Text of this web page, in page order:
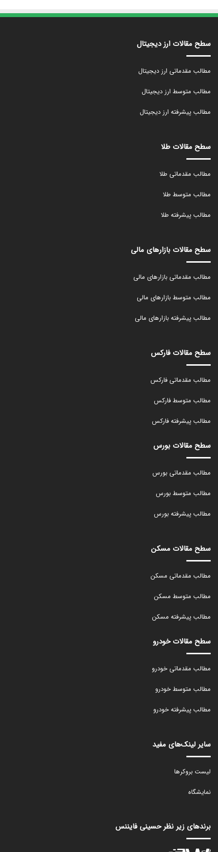
سطح مقالات ارز دیجیتال
مطالب مقدماتی ارز دیجیتال
مطالب متوسط ارز دیجیتال
مطالب پیشرفته ارز دیجیتال
سطح مقالات طلا
مطالب مقدماتی طلا
مطالب متوسط طلا
مطالب پیشرفته طلا
سطح مقالات بازارهای مالی
مطالب مقدماتی بازارهای مالی
مطالب متوسط بازارهای مالی
مطالب پیشرفته بازارهای مالی
سطح مقالات فارکس
مطالب مقدماتی فارکس
مطالب متوسط فارکس
مطالب پیشرفته فارکس
سطح مقالات بورس
مطالب مقدماتی بورس
مطالب متوسط بورس
مطالب پیشرفته بورس
سطح مقالات مسکن
مطالب مقدماتی مسکن
مطالب متوسط مسکن
مطالب پیشرفته مسکن
سطح مقالات خودرو
مطالب مقدماتی خودرو
مطالب متوسط خودرو
مطالب پیشرفته خودرو
سایر لینک‌های مفید
لیست بروکرها
نمایشگاه
برندهای زیر نظر حسینی فایننس